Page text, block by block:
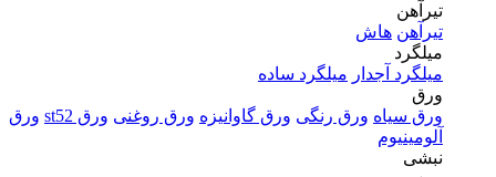
تیرآهن
تیرآهن هاش
میلگرد
میلگرد آجدار میلگرد ساده
ورق
ورق سیاه ورق رنگی ورق گاوانیزه ورق روغنی ورق st52
ورق
آلومینیوم
نبشی